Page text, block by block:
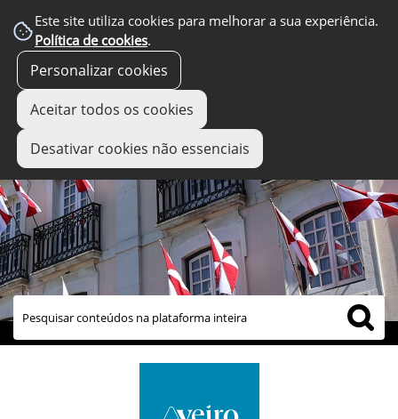
Este site utiliza cookies para melhorar a sua experiência.
Política de cookies.
Personalizar cookies
Aceitar todos os cookies
Desativar cookies não essenciais
links úteis